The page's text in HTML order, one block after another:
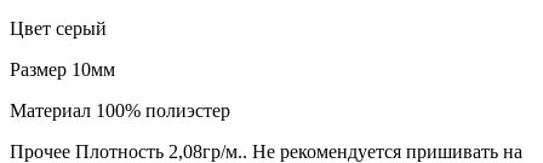
Цвет серый
Размер 10мм
Материал 100% полиэстер
Прочее Плотность 2,08гр/м.. Не рекомендуется пришивать на